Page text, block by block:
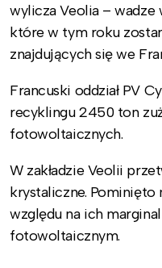
wylicza Veolia – wadze
które w tym roku
znajdujących się we
Francuski oddział PV
recyklingu 2450 ton
fotowoltaicznych.
W zakładzie Veolii
krystaliczne. Pominięto
względu na ich
fotowoltaicznym.